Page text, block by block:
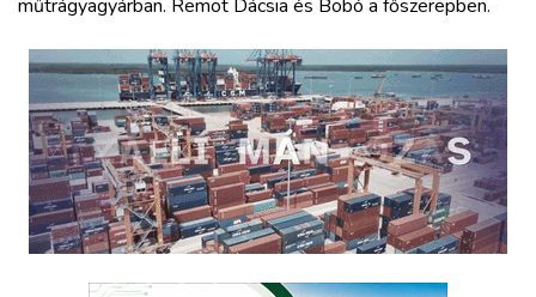
műtrágyagyárban. Remot Dácsia és Bobó a főszerepben.